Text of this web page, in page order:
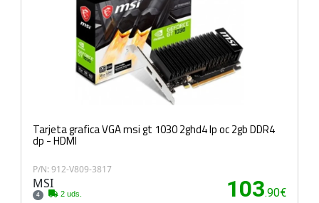
Tarjeta grafica VGA msi gt 1030 2ghd4 lp oc 2gb DDR4
dp - HDMI
P/N: 912-V809-3817
MSI
4 2 uds. 103.90€